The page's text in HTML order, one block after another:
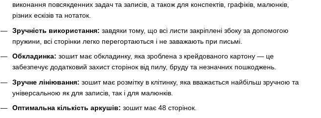
виконання повсякденних задач та записів, а також для конспектів, графіків, малюнків,
різних ескізів та нотаток.
Зручність використання: завдяки тому, що всі листи закріплені збоку за допомогою
пружини, всі сторінки легко перегортаються і не заважають при письмі.
Обкладинка: зошит має обкладинку, яка зроблена з крейдованого картону — це
забезпечує додатковий захист сторінок від пилу, бруду та незначних пошкоджень.
Зручне лініювання: зошит має розмітку в клітинку, яка вважається найбільш зручною та
універсальною як для записів, так і для малюнків.
Оптимальна кількість аркушів: зошит має 48 сторінок.